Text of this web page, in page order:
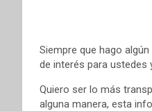
Siempre que hago
de interés para ustedes
Quiero ser lo más
alguna manera, esta